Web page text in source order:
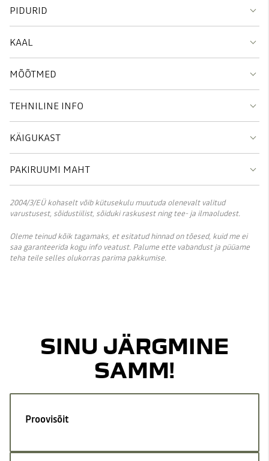
PIDURID
KAAL
MÕÕTMED
TEHNILINE INFO
KÄIGUKAST
PAKIRUUMI MAHT
2004/3/EÜ kohaselt võib kütusekulu muutuda olenevalt valitud
varustusest, sõidustiilist, sõiduki raskusest ning tee- ja ilmaoludest.
Oleme teinud kõik tagamaks, et esitatud hinnad on tõesed, kuid me ei
saa garanteerida kogu info veatust. Palume ette vabandust ja püüame
teha teile selles olukorras parima pakkumise.
SINU JÄRGMINE
SAMM!
Proovisõit